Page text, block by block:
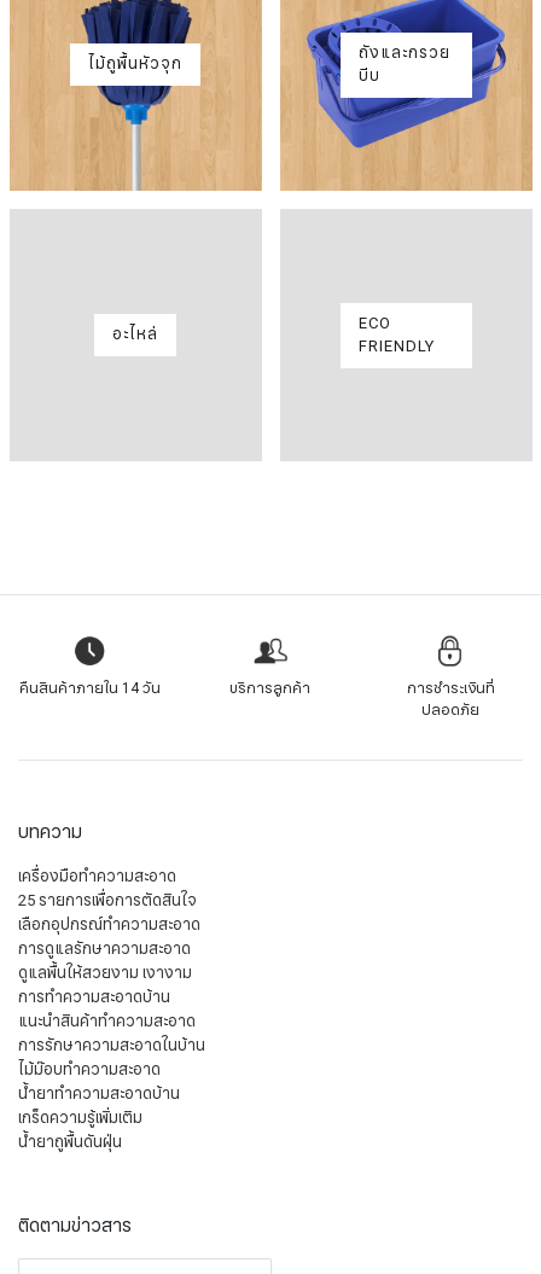
ไม้ถูพื้นหัวจุก
ถังและกรวย
บีบ
อะไหล่
ECO
FRIENDLY
คืนสินค้าภายใน 14 วัน บริการลูกค้า
การชำระเงินที่
ปลอดภัย
บทความ
เครื่องมือทำความสะอาด
25 รายการเพื่อการตัดสินใจ
เลือกอุปกรณ์ทำความสะอาด
การดูแลรักษาความสะอาด
ดูแลพื้นให้สวยงาม เงางาม
การทำความสะอาดบ้าน
แนะนำสินค้าทำความสะอาด
การรักษาความสะอาดในบ้าน
ไม้ม๊อบทำความสะอาด
น้ำยาทำความสะอาดบ้าน
เกร็ดความรู้เพิ่มเติม
น้ำยาถูพื้นดันฝุ่น
ติดตามข่าวสาร